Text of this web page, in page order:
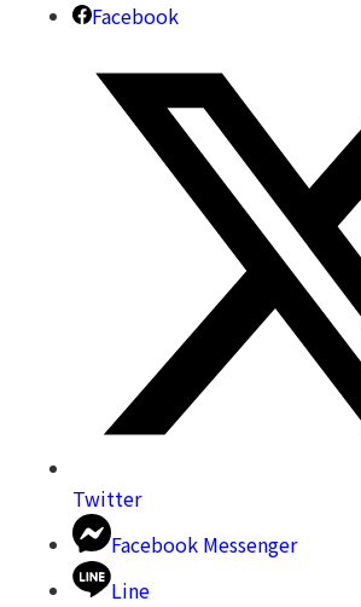
Facebook
Twitter
Facebook Messenger
Line